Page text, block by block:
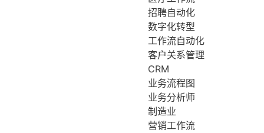
招聘自动化
数字化转型
工作流自动化
客户关系管理
CRM
业务流程图
业务分析师
制造业
营销工作流